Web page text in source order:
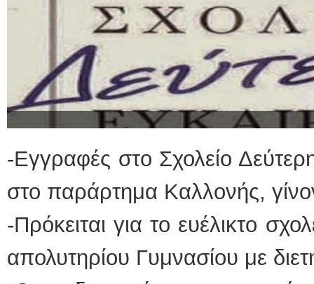
-Εγγραφές στο Σχολείο
στο παράρτημα Καλλονής,
-Πρόκειται για το ευέλικτο
απολυτηρίου Γυμνασίου με